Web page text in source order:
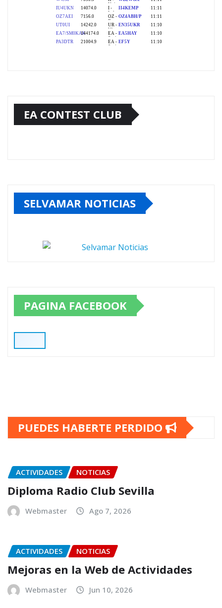
EA CONTEST CLUB
SELVAMAR NOTICIAS
PAGINA FACEBOOK
PUEDES HABERTE PERDIDO
ACTIVIDADES NOTICIAS
Diploma Radio Club Sevilla
Webmaster Ago 7, 2026
ACTIVIDADES NOTICIAS
Mejoras en la Web de Actividades
Webmaster Jun 10, 2026